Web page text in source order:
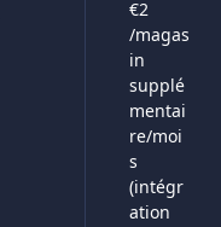
€2
/magas
in
supplé
mentai
re/moi
s
(intégr
ation